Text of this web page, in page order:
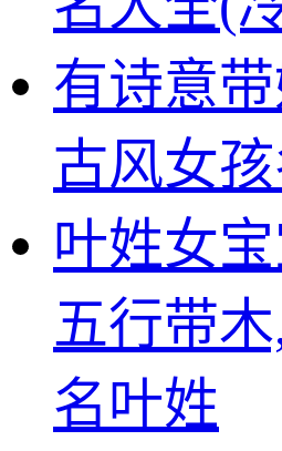
有诗意
古风女
叶姓女
五行带
名叶姓